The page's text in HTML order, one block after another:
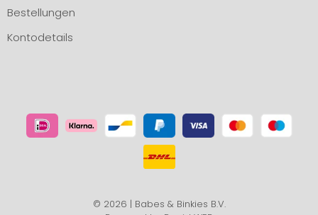
Bestellungen
Kontodetails
© 2026 | Babes & Binkies B.V.